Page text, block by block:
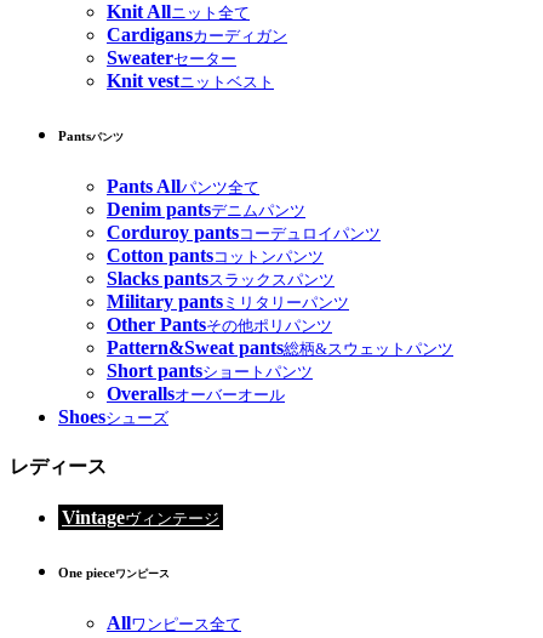
Knit Allニット全て
Cardigansカーディガン
Sweaterセーター
Knit vestニットベスト
Pantsパンツ
Pants Allパンツ全て
Denim pantsデニムパンツ
Corduroy pantsコーデュロイパンツ
Cotton pantsコットンパンツ
Slacks pantsスラックスパンツ
Military pants ミリタリーパンツ
Other Pantsその他ポリパンツ
Pattern&Sweat pants総柄&スウェットパンツ
Short pantsショートパンツ
Overallsオーバーオール
Shoesシューズ
レディース
Vintageヴィンテージ
One pieceワンピース
Allワンピース全て